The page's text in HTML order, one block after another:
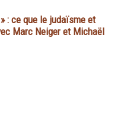
: ce que le judaïsme et
Marc Neiger et Michaël